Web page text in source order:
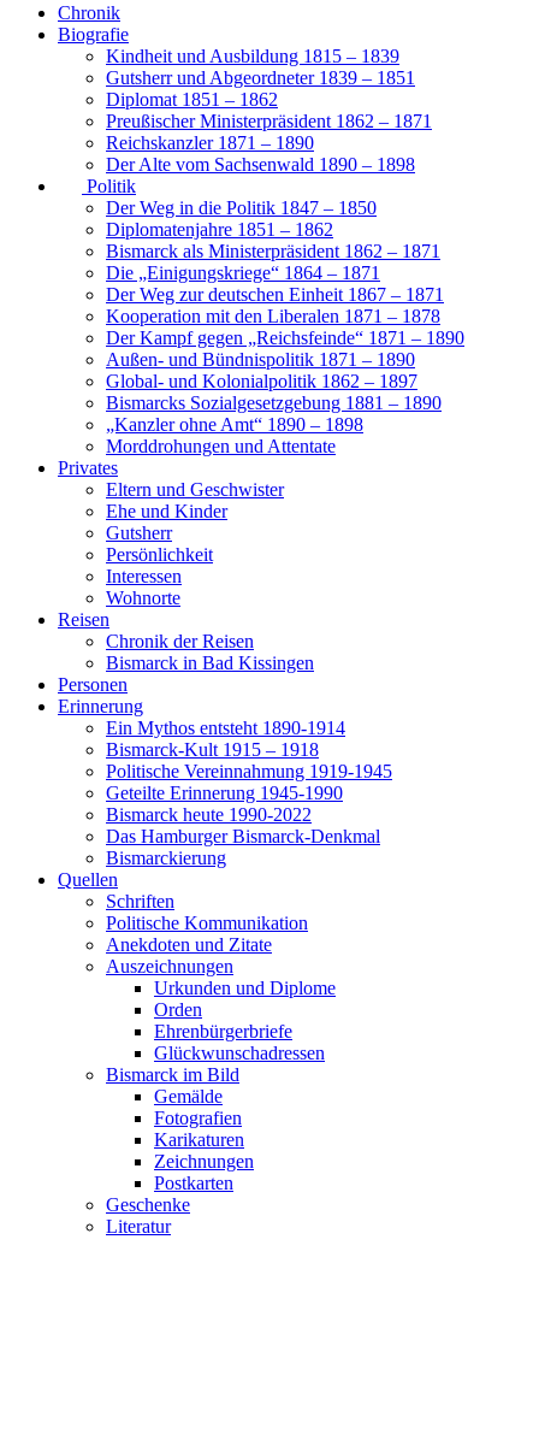
Chronik
Biografie
Kindheit und Ausbildung 1815 – 1839
Gutsherr und Abgeordneter 1839 – 1851
Diplomat 1851 – 1862
Preußischer Ministerpräsident 1862 – 1871
Reichskanzler 1871 – 1890
Der Alte vom Sachsenwald 1890 – 1898
Politik
Der Weg in die Politik 1847 – 1850
Diplomatenjahre 1851 – 1862
Bismarck als Ministerpräsident 1862 – 1871
Die „Einigungskriege“ 1864 – 1871
Der Weg zur deutschen Einheit 1867 – 1871
Kooperation mit den Liberalen 1871 – 1878
Der Kampf gegen „Reichsfeinde“ 1871 – 1890
Außen- und Bündnispolitik 1871 – 1890
Global- und Kolonialpolitik 1862 – 1897
Bismarcks Sozialgesetzgebung 1881 – 1890
„Kanzler ohne Amt“ 1890 – 1898
Morddrohungen und Attentate
Privates
Eltern und Geschwister
Ehe und Kinder
Gutsherr
Persönlichkeit
Interessen
Wohnorte
Reisen
Chronik der Reisen
Bismarck in Bad Kissingen
Personen
Erinnerung
Ein Mythos entsteht 1890-1914
Bismarck-Kult 1915 – 1918
Politische Vereinnahmung 1919-1945
Geteilte Erinnerung 1945-1990
Bismarck heute 1990-2022
Das Hamburger Bismarck-Denkmal
Bismarckierung
Quellen
Schriften
Politische Kommunikation
Anekdoten und Zitate
Auszeichnungen
Urkunden und Diplome
Orden
Ehrenbürgerbriefe
Glückwunschadressen
Bismarck im Bild
Gemälde
Fotografien
Karikaturen
Zeichnungen
Postkarten
Geschenke
Literatur